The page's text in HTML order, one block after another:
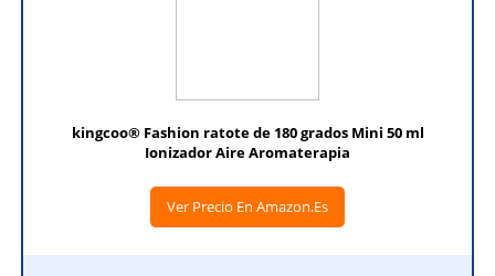
kingcoo® Fashion ratote de 180 grados Mini 50 ml
Ionizador Aire Aromaterapia
Ver Precio En Amazon.es